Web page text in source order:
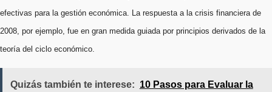
efectivas para la gestión económica. La respuesta a la crisis financiera de
2008, por ejemplo, fue en gran medida guiada por principios derivados de la
teoría del ciclo económico.
Quizás también te interese: 10 Pasos para Evaluar la